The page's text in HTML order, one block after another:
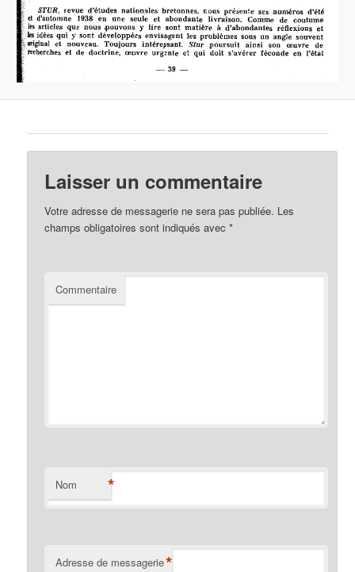
Laisser un commentaire
Votre adresse de messagerie ne sera pas publiée. Les
champs obligatoires sont indiqués avec*
Commentaire
Nom *
Adresse de messagerie*